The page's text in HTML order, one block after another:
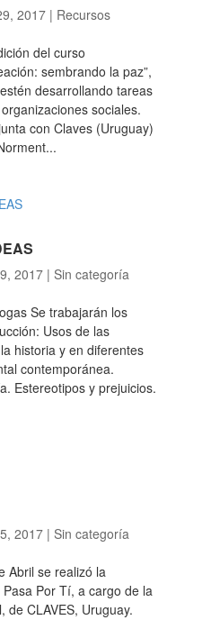
2017| Recursos
del curso
sembrando la paz”,
desarrollando tareas
sociales.
con Claves (Uruguay)
2017| Sin categoría
Se trabajarán los
Usos de las
historia y en diferentes
contemporánea.
Estereotipos y prejuicios.
2017| Sin categoría
Abril se realizó la
Por Tí, a cargo de la
de CLAVES, Uruguay.